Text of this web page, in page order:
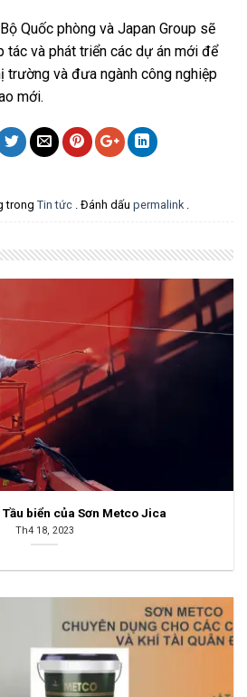
Quốc phòng và Japan Group sẽ
và phát triển các dự án mới để
trường và đưa ngành công nghiệp
mới.
trong Tin tức . Đánh dấu permalink .
biển của Sơn Metco Jica
Th4 18, 2023